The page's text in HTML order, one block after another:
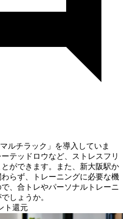
ルチラック」を導入していま
テッドロウなど、ストレスフリ
ができます。また、新大阪駅か
らず、トレーニングに必要な機
、合トレやパーソナルトレーニ
しょうか。
ト還元